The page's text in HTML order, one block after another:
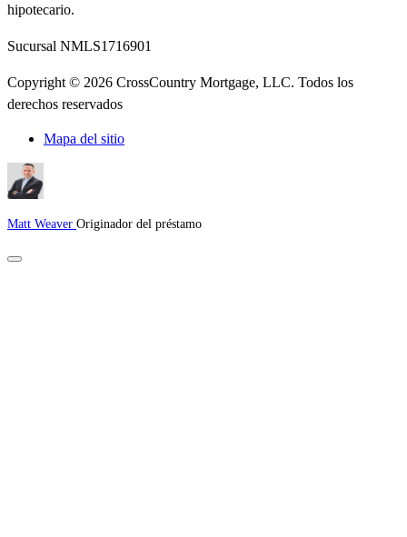
hipotecario.
Sucursal NMLS1716901
Copyright © 2026 CrossCountry Mortgage, LLC. Todos los
derechos reservados
Mapa del sitio
Matt Weaver Originador del préstamo